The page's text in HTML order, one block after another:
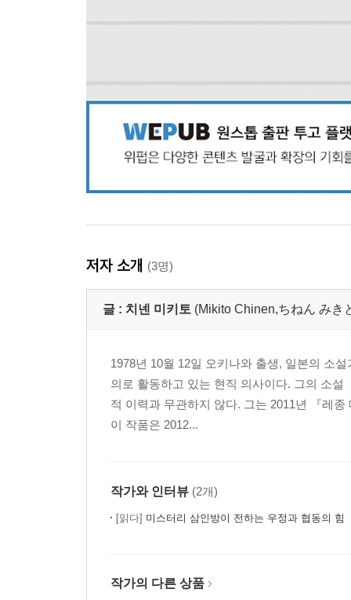
저자 소개 (3명)
글 : 치넨 미키토 (Mikito Chinen,ちねん みき
1978년 10월 12일 오키나와 출생, 일본의 소
의로 활동하고 있는 현직 의사이다. 그의 소
적 이력과 무관하지 않다. 그는 2011년 『레
이 작품은 2012...
작가와 인터뷰 (2개)
[읽다] 미스터리 삼인방이 전하는 우정과 협동의 힘
작가의 다른 상품